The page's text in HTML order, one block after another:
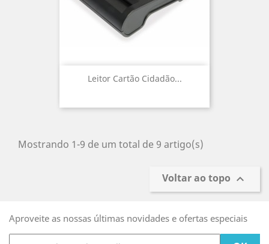
Leitor Cartão Cidadão...
Mostrando 1-9 de um total de 9 artigo(s)
Voltar ao topo 
Aproveite as nossas últimas novidades e ofertas especiais